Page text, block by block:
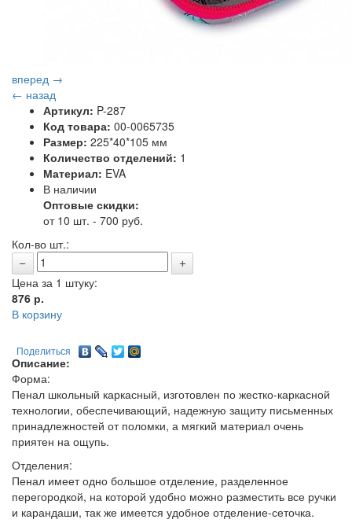
вперед →
← назад
Артикул: P-287
Код товара: 00-0065735
Размер: 225*40*105 мм
Количество отделений: 1
Материал: EVA
В наличии
Оптовые скидки:
от 10 шт. - 700 руб.
Кол-во шт.:
Цена за 1 штуку:
876 р.
В корзину
Поделиться
Описание:
Форма:
Пенал школьный каркасный, изготовлен по жестко-каркасной
технологии, обеспечивающий, надежную защиту письменных
принадлежностей от поломки, а мягкий материал очень
приятен на ощупь.
Отделения:
Пенал имеет одно большое отделение, разделенное
перегородкой, на которой удобно можно разместить все ручки
и карандаши, так же имеется удобное отделение-сеточка.